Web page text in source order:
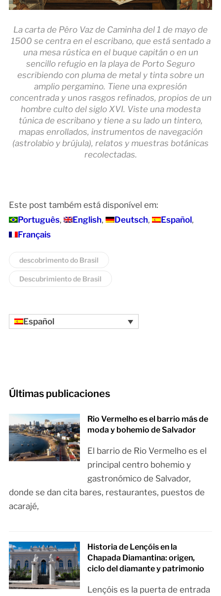
La carta de Pêro Vaz de Caminha del 1 de mayo de
1500 se centra en el escribano, que está sentado a
una mesa rústica en el buque capitán o en un
sencillo refugio en la playa de Porto Seguro
escribiendo con pluma de metal y tinta sobre un
amplio pergamino. Tiene una expresión
concentrada y unos rasgos refinados, propios de un
hombre culto del siglo XVI. Viste una modesta
túnica de escribano y tiene a su lado un tintero,
mapas enrollados, instrumentos de navegación
(astrolabio y brújula), relatos y muestras botánicas
recolectadas.
Este post também está disponível em:
Português
English Deutsch
Español
Français
descobrimento do Brasil
Descubrimiento de Brasil
Español
Últimas publicaciones
Rio Vermelho es el barrio más de
moda y bohemio de Salvador
El barrio de Rio Vermelho es el
principal centro bohemio y
gastronómico de Salvador,
donde se dan cita bares, restaurantes, puestos de
acarajé,
Historia de Lençóis en la
Chapada Diamantina: origen,
ciclo del diamante y patrimonio
Lençóis es la puerta de entrada